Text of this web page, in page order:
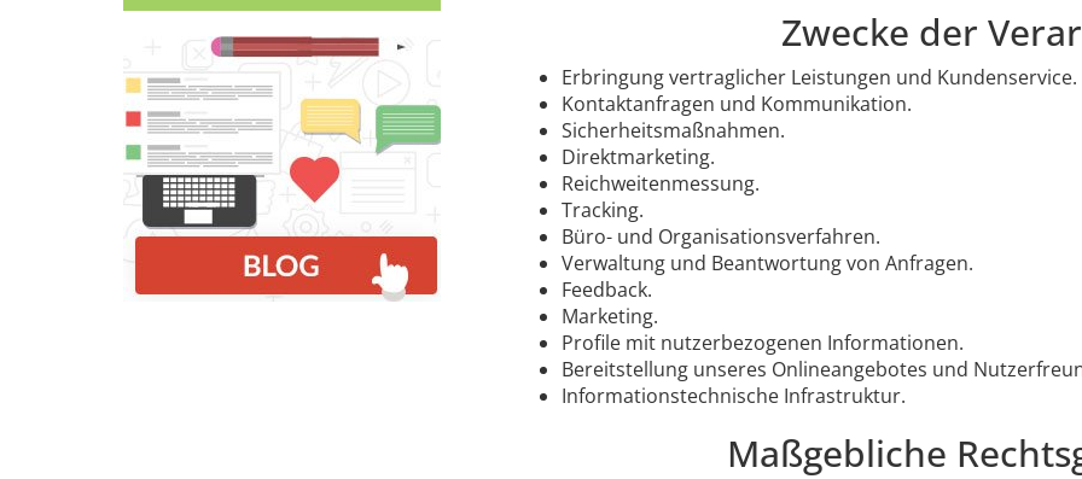
Zwecke der
Erbringung vertraglicher Leistungen und Kundenservice.
Kontaktanfragen und Kommunikation.
Sicherheitsmaßnahmen.
Direktmarketing.
Reichweitenmessung.
Tracking.
Büro- und Organisationsverfahren.
Verwaltung und Beantwortung von Anfragen.
Feedback.
Marketing.
Profile mit nutzerbezogenen Informationen.
Bereitstellung unseres Onlineangebotes und
Informationstechnische Infrastruktur.
Maßgebliche